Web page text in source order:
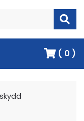
( 0 )